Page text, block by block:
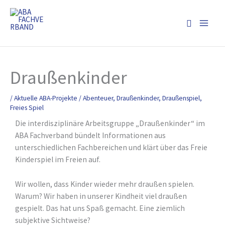
Inhalt
springen
Suchen
Draußenkinder
/Aktuelle ABA-Projekte /Abenteuer, Draußenkinder, Draußenspiel,
Freies Spiel
Die interdisziplinäre Arbeitsgruppe „Draußenkinder“ im
ABA Fachverband bündelt Informationen aus
unterschiedlichen Fachbereichen und klärt über das Freie
Kinderspiel im Freien auf.
Wir wollen, dass Kinder wieder mehr draußen spielen.
Warum? Wir haben in unserer Kindheit viel draußen
gespielt. Das hat uns Spaß gemacht. Eine ziemlich
subjektive Sichtweise?